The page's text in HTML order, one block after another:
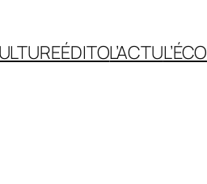
ÉDITOL’ACTUL’ÉCO